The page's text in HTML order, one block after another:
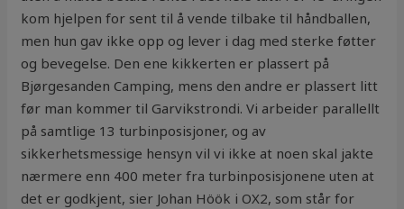
kom hjelpen for sent til å vende tilbake til håndballen,
men hun gav ikke opp og lever i dag med sterke føtter
og bevegelse. Den ene kikkerten er plassert på
Bjørgesanden Camping, mens den andre er plassert litt
før man kommer til Garvikstrondi. Vi arbeider parallellt
på samtlige 13 turbinposisjoner, og av
sikkerhetsmessige hensyn vil vi ikke at noen skal jakte
nærmere enn 400 meter fra turbinposisjonene uten at
det er godkjent, sier Johan Höök i OX2, som står for